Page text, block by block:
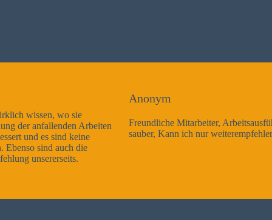
Freundliche Mitarbeiter, Arbeitsausführung sehr gut und sehr
sauber, Kann ich nur weiterempfehlen